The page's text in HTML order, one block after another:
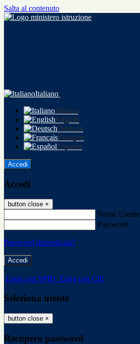
Salta al contenuto
Italiano
Italiano
English
Deutsch
Français
Español
Accedi
Accedi
button close ×
Nome Utente
Password
Password dimenticata?
-
Entra con SPID Entra con CIE
Seleziona utente
button close ×
Recupero password